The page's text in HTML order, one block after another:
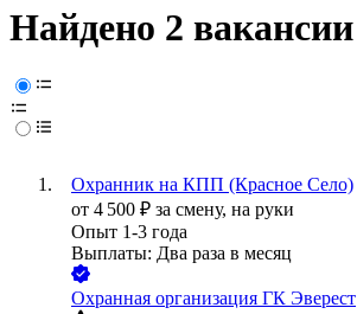
Найдено 2 вакансии
Охранник на КПП (Красное Село)
от 4 500 ₽ за смену, на руки
Опыт 1-3 года
Выплаты: Два раза в месяц
Охранная организация ГК Эверест